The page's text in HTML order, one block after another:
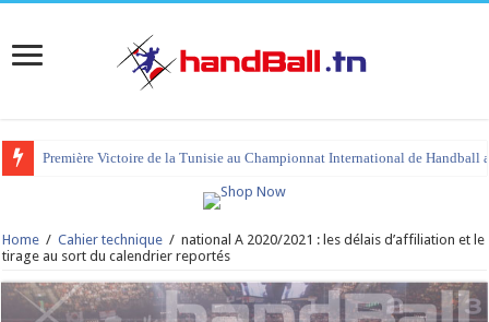
Première Victoire de la Tunisie au Championnat International de Handball
Home / Cahier technique / national A 2020/2021 : les délais d’affiliation et le
tirage au sort du calendrier reportés